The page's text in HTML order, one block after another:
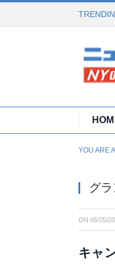
YOU ARE
グ
ON 05/25/
キャ